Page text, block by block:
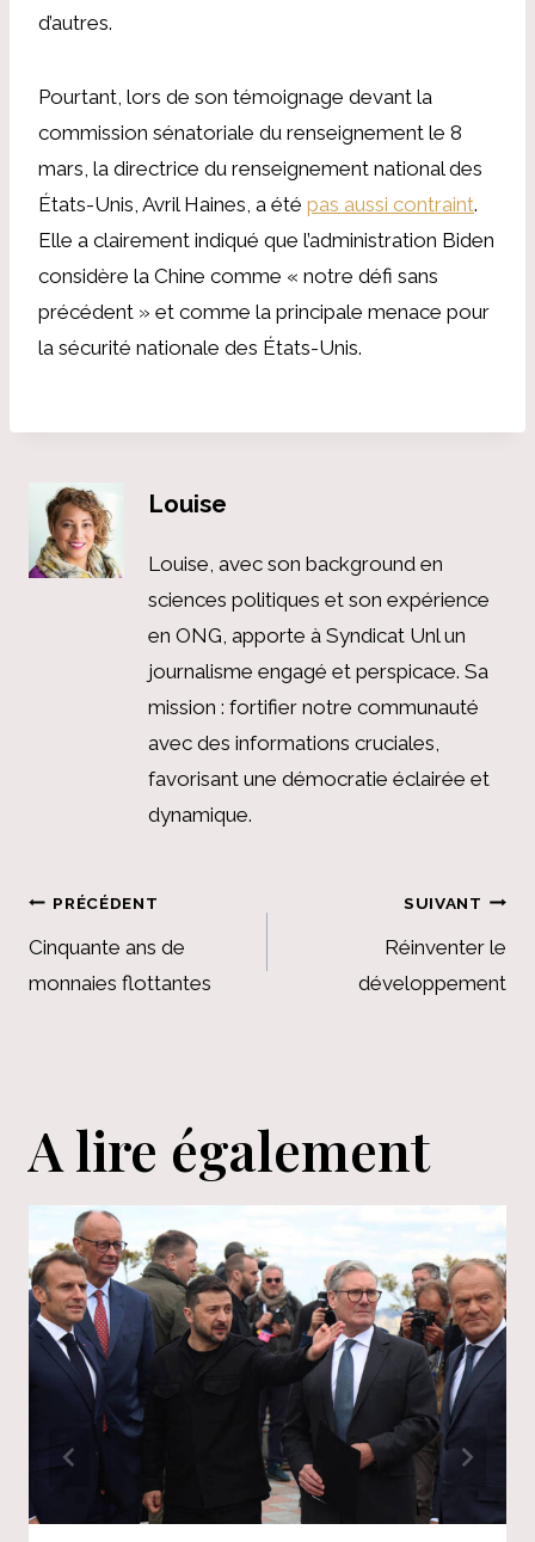
d’autres.
Pourtant, lors de son témoignage devant la
commission sénatoriale du renseignement le 8
mars, la directrice du renseignement national des
États-Unis, Avril Haines, a été pas aussi contraint.
Elle a clairement indiqué que l’administration Biden
considère la Chine comme « notre défi sans
précédent » et comme la principale menace pour
la sécurité nationale des États-Unis.
Louise
Louise, avec son background en
sciences politiques et son expérience
en ONG, apporte à Syndicat Unl un
journalisme engagé et perspicace. Sa
mission : fortifier notre communauté
avec des informations cruciales,
favorisant une démocratie éclairée et
dynamique.
Navigation
de
PRÉCÉDENT
Cinquante ans de
monnaies flottantes
SUIVANT
Réinventer le
développement
A lire également